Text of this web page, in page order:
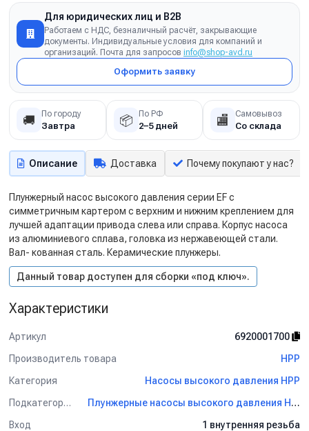
Для юридических лиц и B2B
Работаем с НДС, безналичный расчёт, закрывающие
документы. Индивидуальные условия для компаний и
организаций. Почта для запросов info@shop-avd.ru
Оформить заявку
🚚 По городу
Завтра 📦 По РФ
2–5 дней 🏬 Самовывоз
Со склада
Описание Доставка Почему покупают у нас?
Плунжерный насос высокого давления серии EF с
симметричным картером с верхним и нижним креплением для
лучшей адаптации привода слева или справа. Корпус насоса
из алюминиевого сплава, головка из нержавеющей стали.
Вал- кованная сталь. Керамические плунжеры.
Данный товар доступен для сборки «под ключ».
Характеристики
Артикул
6920001700
Производитель товара
HPP
Категория
Насосы высокого давления HPP
Подкатегория
Плунжерные насосы высокого давления HPP
Вход
1 внутренняя резьба